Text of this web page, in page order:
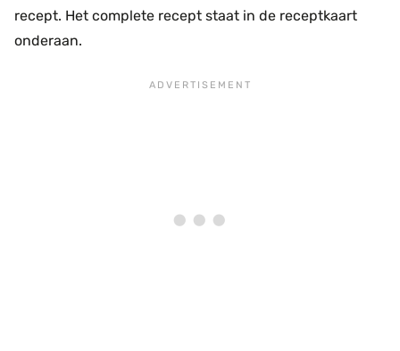
recept. Het complete recept staat in de receptkaart
onderaan.